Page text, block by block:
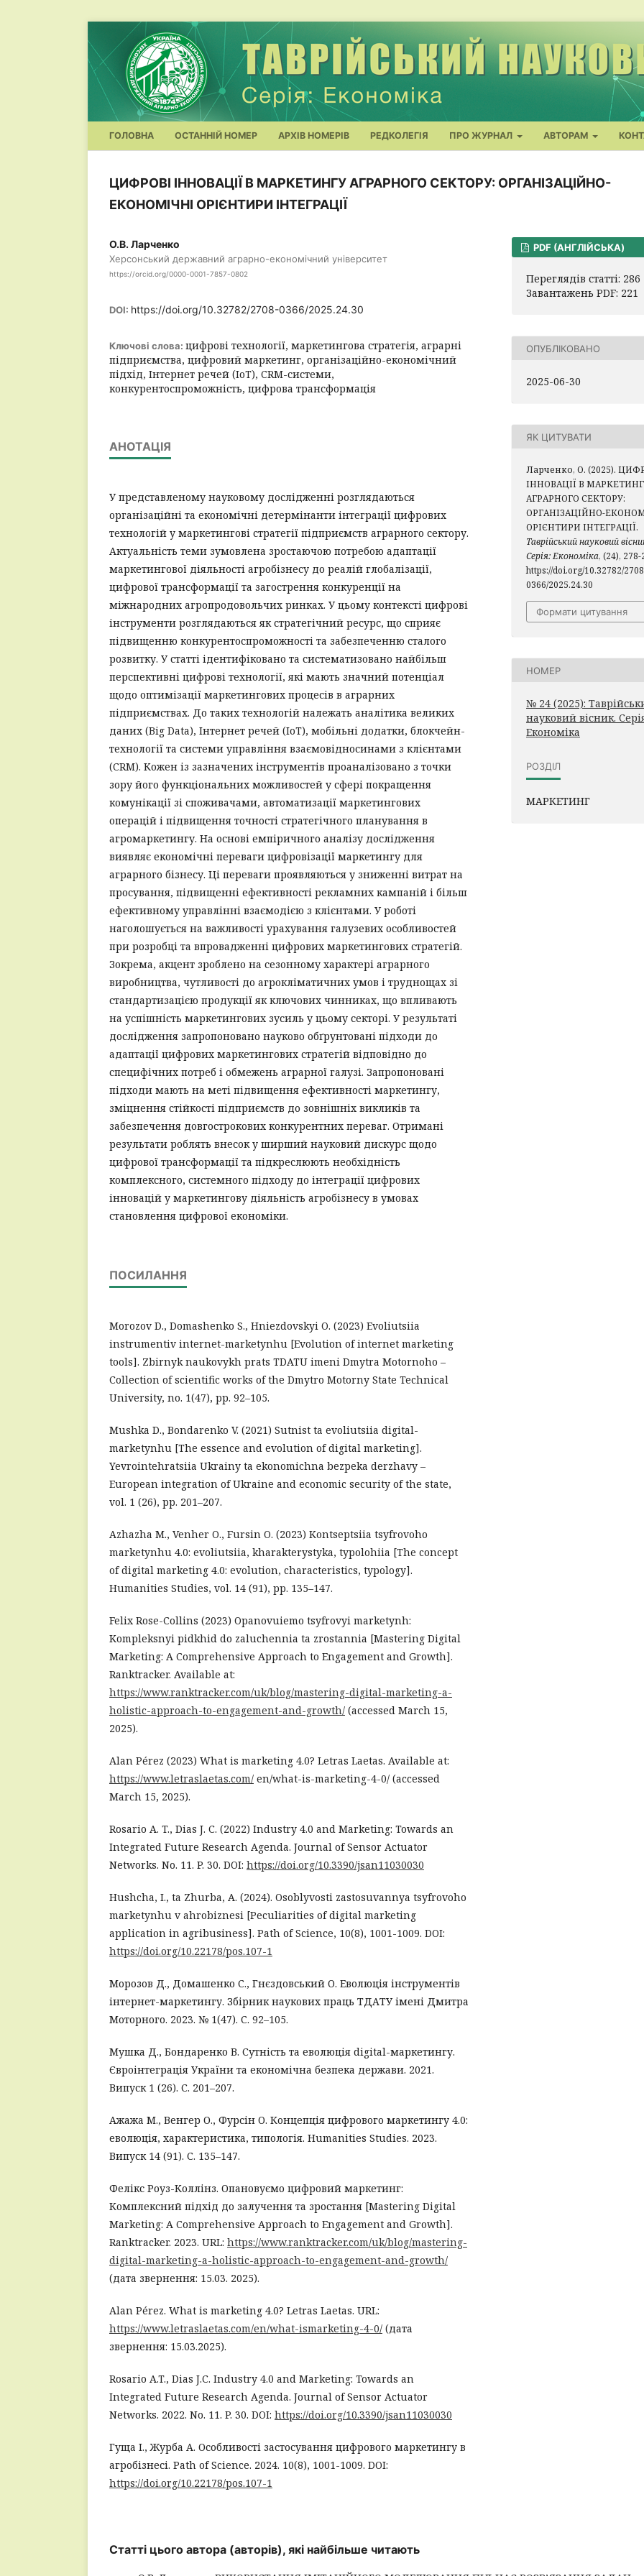
ГОЛОВНА ОСТАННІЙ НОМЕР АРХІВ НОМЕРІВ РЕДКОЛЕГІЯ ПРО ЖУРНАЛ АВТОРАМ
ЦИФРОВІ ІННОВАЦІЇ В МАРКЕТИНГУ АГРАРНОГО СЕКТОРУ: ОРГАНІЗАЦІЙНО-
ЕКОНОМІЧНІ ОРІЄНТИРИ ІНТЕГРАЦІЇ
О.В. Ларченко
Херсонський державний аграрно-економічний університет
https://orcid.org/0000-0001-7857-0802
DOI: https://doi.org/10.32782/2708-0366/2025.24.30
Ключові слова: цифрові технології, маркетингова стратегія, аграрні
підприємства, цифровий маркетинг, організаційно-економічний
підхід, Інтернет речей (IoT), CRM-системи,
конкурентоспроможність, цифрова трансформація
АНОТАЦІЯ
У представленому науковому дослідженні розглядаються
організаційні та економічні детермінанти інтеграції цифрових
технологій у маркетингові стратегії підприємств аграрного сектору.
Актуальність теми зумовлена зростаючою потребою адаптації
маркетингової діяльності агробізнесу до реалій глобалізації,
цифрової трансформації та загострення конкуренції на
міжнародних агропродовольчих ринках. У цьому контексті цифрові
інструменти розглядаються як стратегічний ресурс, що сприяє
підвищенню конкурентоспроможності та забезпеченню сталого
розвитку. У статті ідентифіковано та систематизовано найбільш
перспективні цифрові технології, які мають значний потенціал
щодо оптимізації маркетингових процесів в аграрних
підприємствах. До таких технологій належать аналітика великих
даних (Big Data), Інтернет речей (IoT), мобільні додатки, блокчейн-
технології та системи управління взаємовідносинами з клієнтами
(CRM). Кожен із зазначених інструментів проаналізовано з точки
зору його функціональних можливостей у сфері покращення
комунікації зі споживачами, автоматизації маркетингових
операцій і підвищення точності стратегічного планування в
агромаркетингу. На основі емпіричного аналізу дослідження
виявляє економічні переваги цифровізації маркетингу для
аграрного бізнесу. Ці переваги проявляються у зниженні витрат на
просування, підвищенні ефективності рекламних кампаній і більш
ефективному управлінні взаємодією з клієнтами. У роботі
наголошується на важливості урахування галузевих особливостей
при розробці та впровадженні цифрових маркетингових стратегій.
Зокрема, акцент зроблено на сезонному характері аграрного
виробництва, чутливості до агрокліматичних умов і труднощах зі
стандартизацією продукції як ключових чинниках, що впливають
на успішність маркетингових зусиль у цьому секторі. У результаті
дослідження запропоновано науково обґрунтовані підходи до
адаптації цифрових маркетингових стратегій відповідно до
специфічних потреб і обмежень аграрної галузі. Запропоновані
підходи мають на меті підвищення ефективності маркетингу,
зміцнення стійкості підприємств до зовнішніх викликів та
забезпечення довгострокових конкурентних переваг. Отримані
результати роблять внесок у ширший науковий дискурс щодо
цифрової трансформації та підкреслюють необхідність
комплексного, системного підходу до інтеграції цифрових
інновацій у маркетингову діяльність агробізнесу в умовах
становлення цифрової економіки.
ПОСИЛАННЯ
Morozov D., Domashenko S., Hniezdovskyi O. (2023) Evoliutsiia
instrumentiv internet-marketynhu [Evolution of internet marketing
tools]. Zbirnyk naukovykh prats TDATU imeni Dmytra Motornoho –
Collection of scientific works of the Dmytro Motorny State Technical
University, no. 1(47), pp. 92–105.
Mushka D., Bondarenko V. (2021) Sutnist ta evoliutsiia digital-
marketynhu [The essence and evolution of digital marketing].
Yevrointehratsiia Ukrainy ta ekonomichna bezpeka derzhavy –
European integration of Ukraine and economic security of the state,
vol. 1 (26), pp. 201–207.
Azhazha M., Venher O., Fursin O. (2023) Kontseptsiia tsyfrovoho
marketynhu 4.0: evoliutsiia, kharakterystyka, typolohiia [The concept
of digital marketing 4.0: evolution, characteristics, typology].
Humanities Studies, vol. 14 (91), pp. 135–147.
Felix Rose-Collins (2023) Opanovuiemo tsyfrovyi marketynh:
Kompleksnyi pidkhid do zaluchennia ta zrostannia [Mastering Digital
Marketing: A Comprehensive Approach to Engagement and Growth].
Ranktracker. Available at:
https://www.ranktracker.com/uk/blog/mastering-digital-marketing-a-
holistic-approach-to-engagement-and-growth/ (accessed March 15,
2025).
Alan Pérez (2023) What is marketing 4.0? Letras Laetas. Available at:
https://www.letraslaetas.com/ en/what-is-marketing-4-0/ (accessed
March 15, 2025).
Rosario A. T., Dias J. C. (2022) Industry 4.0 and Marketing: Towards an
Integrated Future Research Agenda. Journal of Sensor Actuator
Networks. No. 11. P. 30. DOI: https://doi.org/10.3390/jsan11030030
Hushcha, I., ta Zhurba, A. (2024). Osoblyvosti zastosuvannya tsyfrovoho
marketynhu v ahrobiznesi [Peculiarities of digital marketing
application in agribusiness]. Path of Science, 10(8), 1001-1009. DOI:
https://doi.org/10.22178/pos.107-1
Морозов Д., Домашенко С., Гнєздовський О. Еволюція інструментів
інтернет-маркетингу. Збірник наукових праць ТДАТУ імені Дмитра
Моторного. 2023. № 1(47). С. 92–105.
Мушка Д., Бондаренко В. Сутність та еволюція digital-маркетингу.
Євроінтеграція України та економічна безпека держави. 2021.
Випуск 1 (26). С. 201–207.
Ажажа М., Венгер О., Фурсін О. Концепція цифрового маркетингу 4.0:
еволюція, характеристика, типологія. Humanities Studies. 2023.
Випуск 14 (91). С. 135–147.
Фелікс Роуз-Коллінз. Опановуємо цифровий маркетинг:
Комплексний підхід до залучення та зростання [Mastering Digital
Marketing: A Comprehensive Approach to Engagement and Growth].
Ranktracker. 2023. URL: https://www.ranktracker.com/uk/blog/mastering-
digital-marketing-a-holistic-approach-to-engagement-and-growth/
(дата звернення: 15.03. 2025).
Alan Pérez. What is marketing 4.0? Letras Laetas. URL:
https://www.letraslaetas.com/en/what-ismarketing-4-0/ (дата
звернення: 15.03.2025).
Rosario A.T., Dias J.C. Industry 4.0 and Marketing: Towards an
Integrated Future Research Agenda. Journal of Sensor Actuator
Networks. 2022. No. 11. P. 30. DOI: https://doi.org/10.3390/jsan11030030
Гуща I., Журба A. Особливості застосування цифрового маркетингу в
агробізнесі. Path of Science. 2024. 10(8), 1001-1009. DOI:
https://doi.org/10.22178/pos.107-1
PDF (АНГЛІЙСЬКА)
Переглядів статті: 286
Завантажень PDF: 221
ОПУБЛІКОВАНО
2025-06-30
ЯК ЦИТУВАТИ
Ларченко, О. (2025).
ІННОВАЦІЇ В
АГРАРНОГО СЕКТОРУ:
ОРГАНІЗАЦІЙНО-
ОРІЄНТИРИ ІНТЕГРАЦІЇ.
Таврійський науковий
Серія: Економіка, (24), 278-
https://doi.org/10.32782/
0366/2025.24.30
Формати цитування
НОМЕР
№ 24 (2025):
науковий вісник.
Економіка
РОЗДІЛ
МАРКЕТИНГ
Статті цього автора (авторів), які найбільше читають